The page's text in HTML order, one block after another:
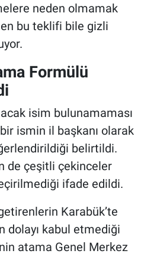
neden olmamak
bu teklifi bile gizli
Formülü
isim bulunamaması
ismin il başkanı olarak
belirtildi.
de çeşitli çekinceler
ifade edildi.
Karabük’te
dolayı kabul etmediği
atama Genel Merkez